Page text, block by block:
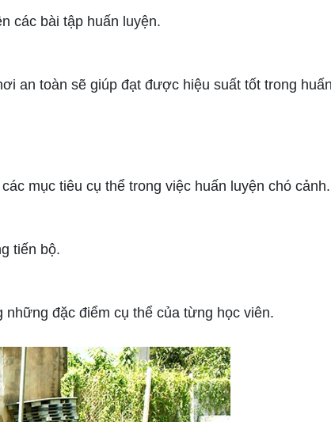
các bài tập huấn luyện.
toàn sẽ giúp đạt được hiệu suất tốt trong
mục tiêu cụ thể trong việc huấn luyện chó cảnh.
tiến bộ.
đặc điểm cụ thể của từng học viên.